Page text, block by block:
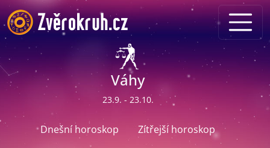
Váhy
23.9. - 23.10.
Dnešní horoskop
Zítřejší horoskop